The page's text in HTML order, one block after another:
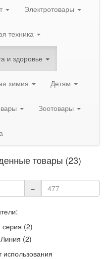
Электротовары
техника
и здоровье
химия Детям
Зоотовары
товары (23)
–
(2)
(2)